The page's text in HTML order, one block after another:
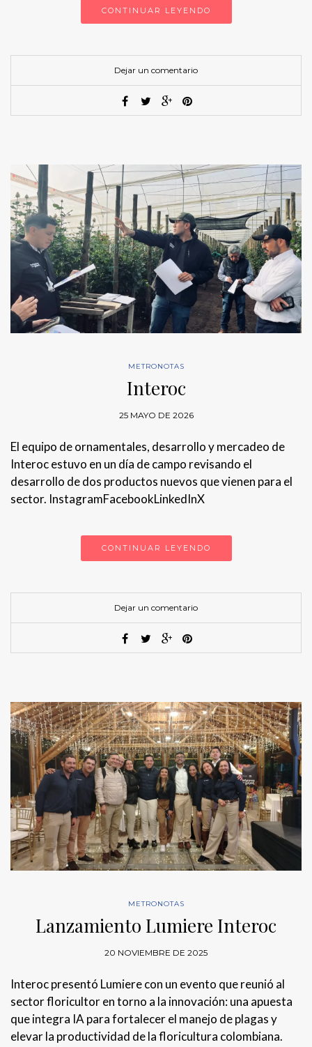
CONTINUAR LEYENDO
Dejar un comentario
METRONOTAS
Interoc
25 MAYO DE 2026
El equipo de ornamentales, desarrollo y mercadeo de
Interoc estuvo en un día de campo revisando el
desarrollo de dos productos nuevos que vienen para el
sector. InstagramFacebookLinkedInX
CONTINUAR LEYENDO
Dejar un comentario
METRONOTAS
Lanzamiento Lumiere Interoc
20 NOVIEMBRE DE 2025
Interoc presentó Lumiere con un evento que reunió al
sector floricultor en torno a la innovación: una apuesta
que integra IA para fortalecer el manejo de plagas y
elevar la productividad de la floricultura colombiana.